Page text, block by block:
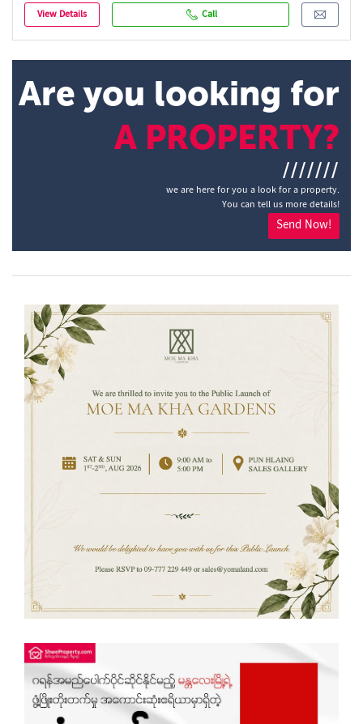
View Details Call
Are you looking for
A PROPERTY?
///////
we are here for you a look for a property.
You can tell us more details!
Send Now!